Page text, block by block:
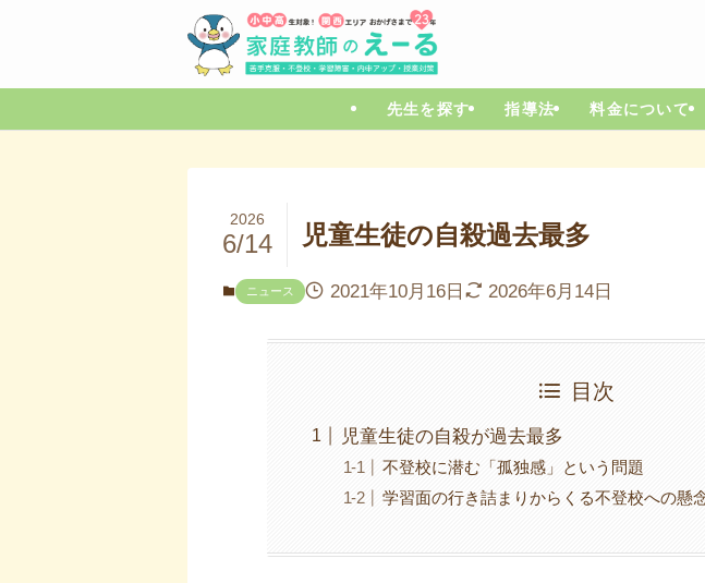
先生を探す 指導法 料金について
児童生徒の自殺過去最多
2026
6/14
ニュース 2021年10月16日 2026年6月14日
目次
児童生徒の自殺が過去最多
不登校に潜む「孤独感」という問題
学習面の行き詰まりからくる不登校への懸